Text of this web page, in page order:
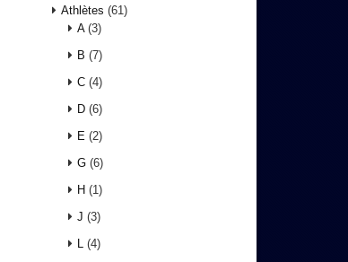
Athlètes (61)
A(3)
B (7)
C (4)
D (6)
E (2)
G (6)
H (1)
J (3)
L (4)